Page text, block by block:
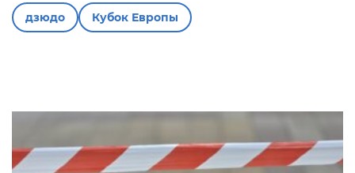
дзюдо Кубок Европы